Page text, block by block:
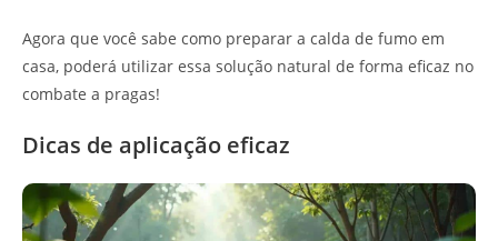
Agora que você sabe como preparar a calda de fumo em
casa, poderá utilizar essa solução natural de forma eficaz no
combate a pragas!
Dicas de aplicação eficaz